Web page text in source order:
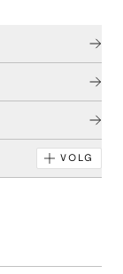
VOLG